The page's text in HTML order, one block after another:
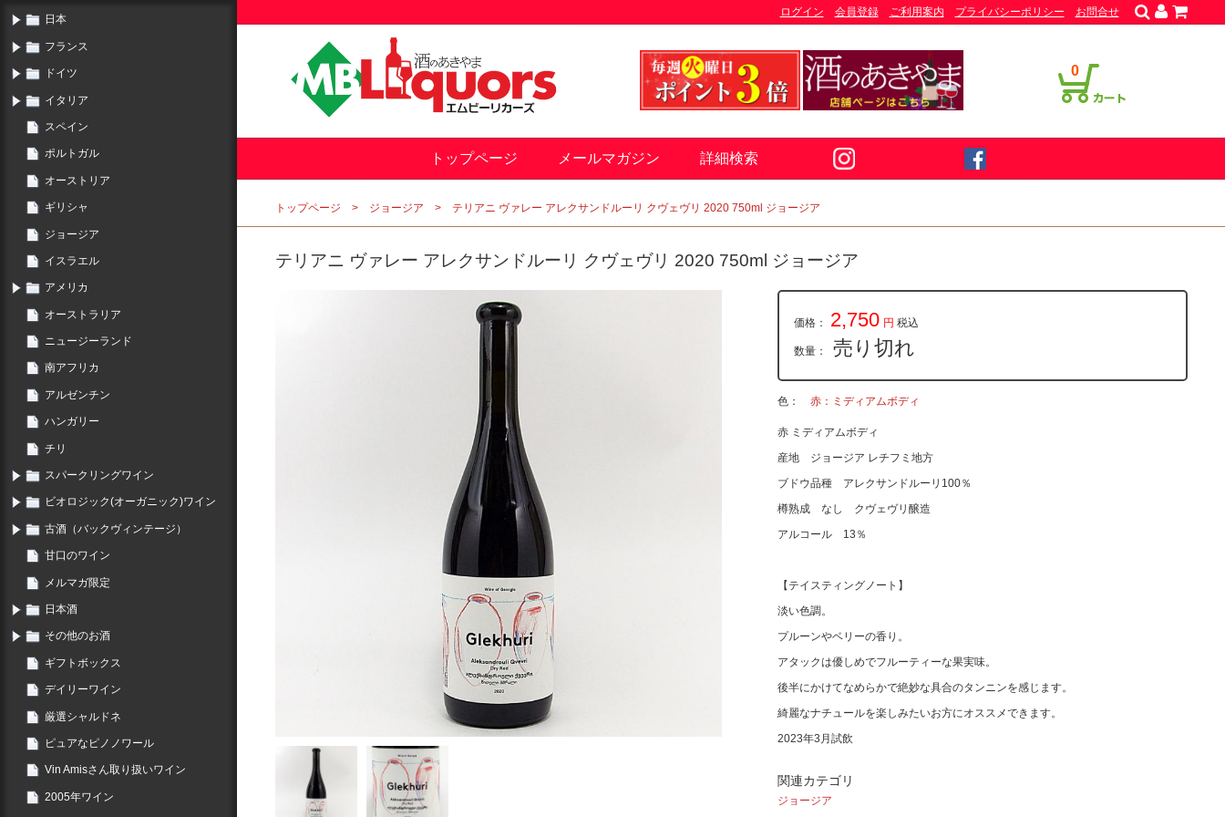
日本
フランス
ドイツ
イタリア
スペイン
ポルトガル
オーストリア
ギリシャ
ジョージア
イスラエル
アメリカ
オーストラリア
ニュージーランド
南アフリカ
アルゼンチン
ハンガリー
チリ
スパークリングワイン
ビオロジック(オーガニック)ワイン
古酒（バックヴィンテージ）
甘口のワイン
メルマガ限定
日本酒
その他のお酒
ギフトボックス
デイリーワイン
厳選シャルドネ
ピュアなピノノワール
Vin Amisさん取り扱いワイン
2005年ワイン
0
ログイン 会員登録 ご利用案内 プライバシーポリシー お問合せ
トップページ メールマガジン 詳細検索
トップページ ジョージア テリアニ ヴァレー アレクサンドルーリ クヴェヴリ 2020 750ml ジョージア
テリアニ ヴァレー アレクサンドルーリ クヴェヴリ 2020 750ml ジョージア
価格： 2,750 円 税込
数量： 売り切れ
色 赤：ミディアムボディ
赤 ミディアムボディ
産地 ジョージア レチフミ地方
ブドウ品種 アレクサンドルーリ100％
樽熟成 なし クヴェヴリ醸造
アルコール 13％
【テイスティングノート】
淡い色調。
プルーンやベリーの香り。
アタックは優しめでフルーティーな果実味。
後半にかけてなめらかで絶妙な具合のタンニンを感じます。
綺麗なナチュールを楽しみたいお方にオススメできます。
2023年3月試飲
関連カテゴリ
ジョージア